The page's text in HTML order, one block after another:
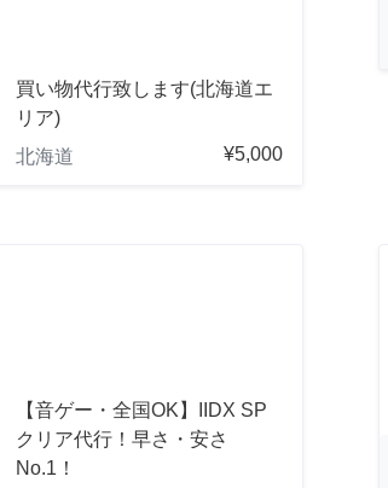
買い物代行致します(北海道エ
リア)
北海道
¥5,000
【音ゲー・全国OK】IIDX SP
クリア代行！早さ・安さ
No.1！